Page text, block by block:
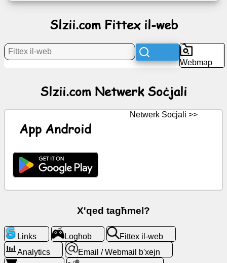
Aħbarijiet
Kuntatti
Logħob
il-
web
Slzii.com Fittex il-web
Webmap
Slzii.com Netwerk Soċjali
App Android
Netwerk Soċjali >>
X'qed tagħmel?
Links Logħob
Fittex il-web
Analytics
Email / Webmail b'xejn